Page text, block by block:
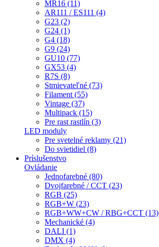
MR16 (11)
AR111 / ES111 (4)
G23 (2)
G24 (1)
G4 (18)
G9 (24)
GU10 (77)
GX53 (4)
R7S (8)
Stmievateľné (73)
Filament (55)
Vintage (37)
Multipack (15)
Pre rast rastlín (3)
LED moduly
Pre svetelné reklamy (21)
Do svietidiel (8)
Príslušenstvo
Ovládanie
Jednofarebné (80)
Dvojfarebné / CCT (23)
RGB (25)
RGB+W (23)
RGB+WW+CW / RBG+CCT (13)
Mechanické (4)
DALI (1)
DMX (4)